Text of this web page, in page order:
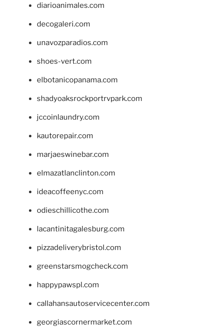
diarioanimales.com
decogaleri.com
unavozparadios.com
shoes-vert.com
elbotanicopanama.com
shadyoaksrockportrvpark.com
jccoinlaundry.com
kautorepair.com
marjaeswinebar.com
elmazatlanclinton.com
ideacoffeenyc.com
odieschillicothe.com
lacantinitagalesburg.com
pizzadeliverybristol.com
greenstarsmogcheck.com
happypawspl.com
callahansautoservicecenter.com
georgiascornermarket.com